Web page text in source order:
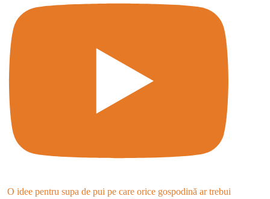
O idee pentru supa de pui pe care orice gospodină ar trebui